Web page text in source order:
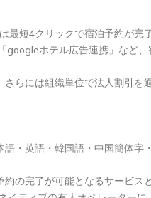
短4クリックで宿泊予約が
ホテル広告連携」など
らには組織単位で法人割引
・英語・韓国語・中国簡体字
の完了が可能となるサービ